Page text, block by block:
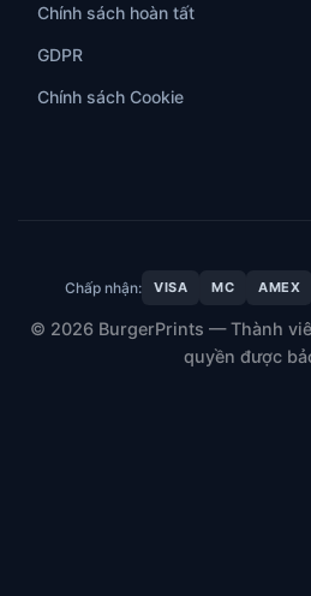
Chính sách hoàn tất
GDPR
Chính sách Cookie
Chấp nhận: VISA MC AMEX
© 2026 BurgerPrints — Thành
quyền được